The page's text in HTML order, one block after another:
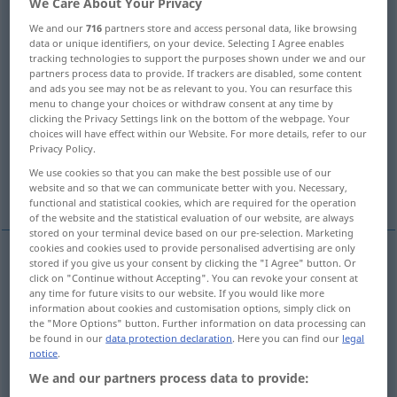
Overview of all translations
(For more details, click/tap on the translation)
Versprechen Votum, Gelübde, Gelöbnis
Profess, Ordensgelübde
TreueSchwur, feierliches Versprechen, Zusage
Versprechenn vowpromise
Votum REL
We and our716 partners store and access personal data, like browsing
data or unique identifiers, on your device. Selecting I Agree enables
tracking technologies to support the purposes shown under we and our
partners process data to provide. If trackers are disabled, some content
and ads you see may not be as relevant to you. You can resurface this
menu to change your choices or withdraw consent at any time by
clicking the Privacy Settings link on the bottom of the webpage. Your
choices will have effect within our Website. For more details, refer to our
Privacy Policy.
We use cookies so that you can make the best possible use of our
website and so that we can communicate better with you. Necessary,
functional and statistical cookies, which are required for the operation
of the website and the statistical evaluation of our website, are always
stored on your terminal device based on our pre-selection. Marketing
cookies and cookies used to provide personalised advertising are only
stored if you give us your consent by clicking the "I Agree" button. Or
click on "Continue without Accepting". You can revoke your consent at
any time for future visits to our website. If you would like more
information about cookies and customisation options, simply click on
the "More Options" button. Further information on data processing can
be found in ourdata protection declaration. Here you can find our legal
notice.
We and our partners process data to provide: